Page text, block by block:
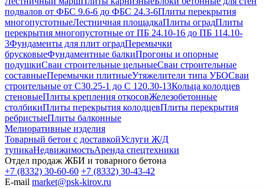
подвалов от ФБС 9.6-6 до ФБС 24.3-6Плиты перекрытия
многопустотныеЛестничная площадкаПлиты оградПлиты
перекрытия многопустотные от ПБ 24.10-16 до ПБ 114.10-
3Фундаменты для плит оградПеремычки
брусковыеФундаментные балкиПрогоны и опорные
подушкиСваи строительные цельныеСваи строительные
составныеПеремычки плитныеУтяжелители типа УБОСваи
строительные от С30.25-1 до С 120.30-13Кольца колодцев
стеновыеПлиты крепления откосовЖелезобетонные
столбикиПлиты перекрытия колодцевПлиты перекрытия
ребристыеПлиты балконные
Мелиоративные изделия
Товарный бетон с доставкойУслуги Ж/Д
тупикаНедвижимостьАренда спецтехники
Отдел продаж ЖБИ и товарного бетона
+7 (8332) 30-60-60 +7 (8332) 30-43-42
E-mail market@psk-kirov.ru